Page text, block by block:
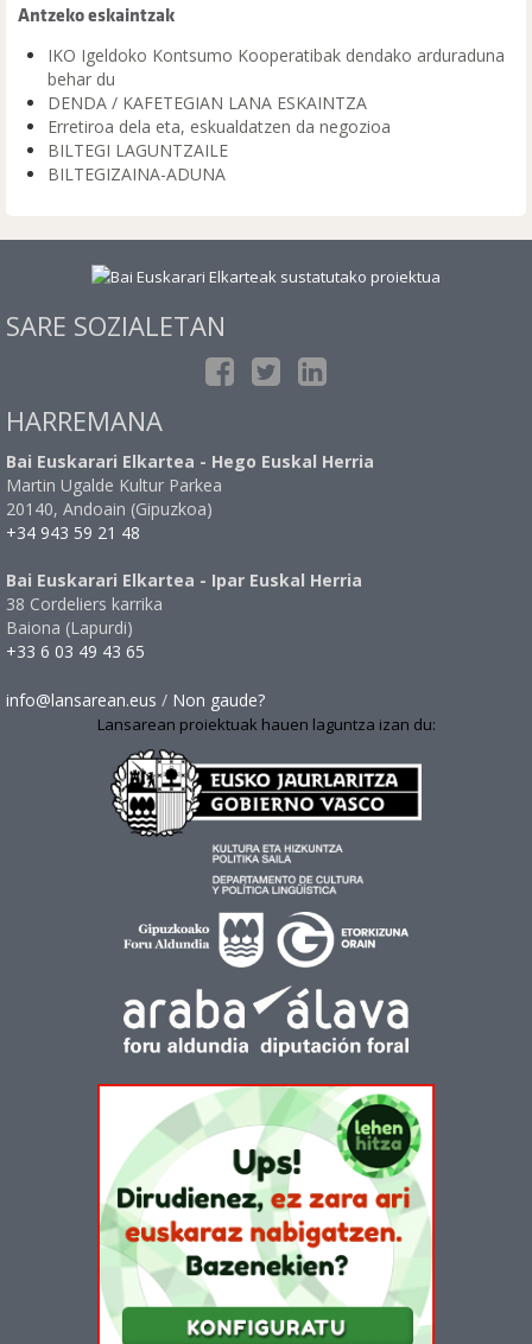
Antzeko eskaintzak
IKO Igeldoko Kontsumo Kooperatibak dendako arduraduna
behar du
DENDA / KAFETEGIAN LANA ESKAINTZA
Erretiroa dela eta, eskualdatzen da negozioa
BILTEGI LAGUNTZAILE
BILTEGIZAINA-ADUNA
SARE SOZIALETAN
HARREMANA
Bai Euskarari Elkartea - Hego Euskal Herria
Martin Ugalde Kultur Parkea
20140, Andoain (Gipuzkoa)
+34 943 59 21 48
Bai Euskarari Elkartea - Ipar Euskal Herria
38 Cordeliers karrika
Baiona (Lapurdi)
+33 6 03 49 43 65
info@lansarean.eus / Non gaude?
Lansarean proiektuak hauen laguntza izan du: